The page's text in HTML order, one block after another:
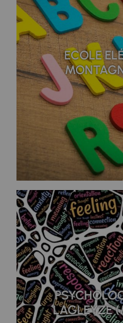
ECOLE
LAGLEYZE